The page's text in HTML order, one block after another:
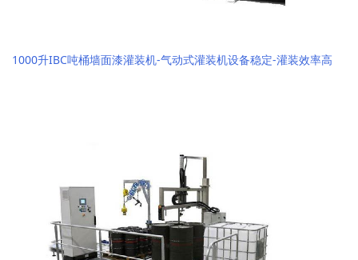
1000升IBC吨桶墙面漆灌装机-气动式灌装机设备稳定-灌装效率高